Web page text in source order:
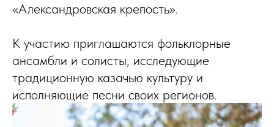
«Александровская крепость».
К участию приглашаются фольклорные
ансамбли и солисты, исследующие
традиционную казачью культуру и
исполняющие песни своих регионов.